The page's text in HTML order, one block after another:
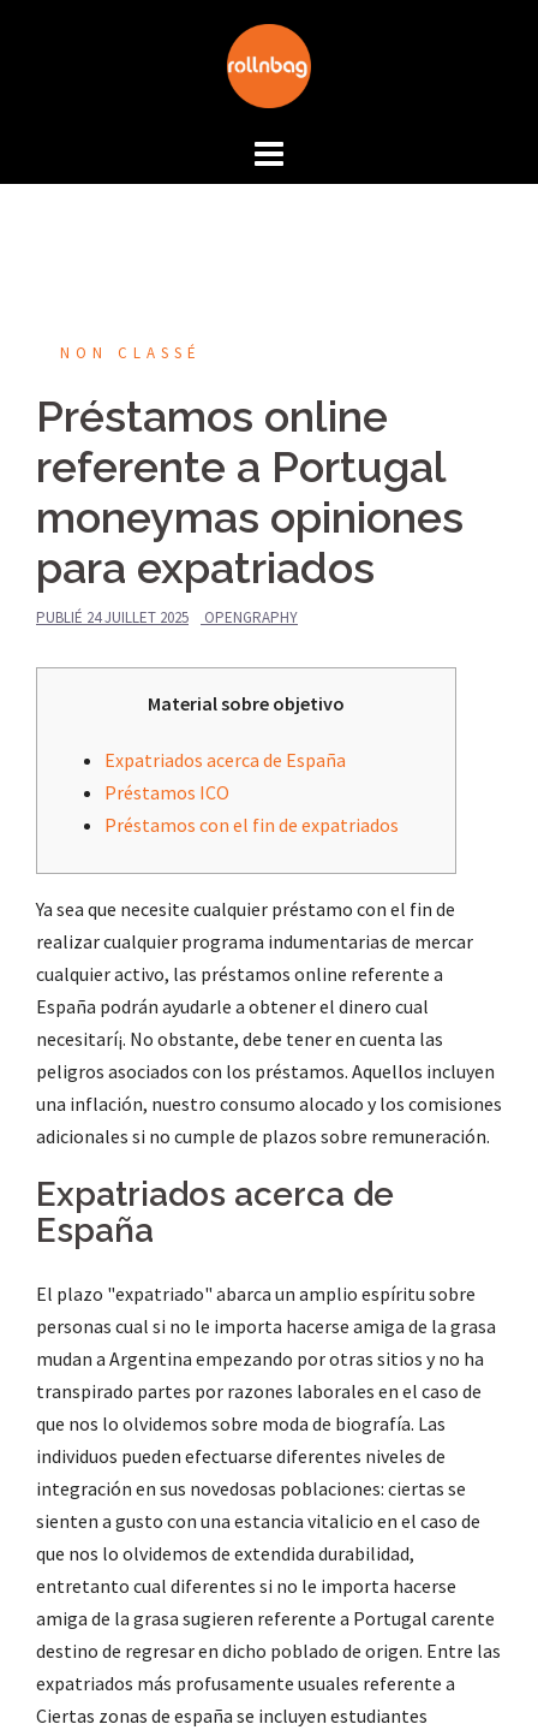
NON CLASSÉ
Préstamos online
referente a Portugal
moneymas opiniones
para expatriados
PUBLIÉ 24 JUILLET 2025 OPENGRAPHY
Material sobre objetivo
Expatriados acerca de España
Préstamos ICO
Préstamos con el fin de expatriados
Ya sea que necesite cualquier préstamo con el fin de
realizar cualquier programa indumentarias de mercar
cualquier activo, las préstamos online referente a
España podrán ayudarle a obtener el dinero cual
necesitarí¡. No obstante, debe tener en cuenta las
peligros asociados con los préstamos. Aquellos incluyen
una inflación, nuestro consumo alocado y los comisiones
adicionales si no cumple de plazos sobre remuneración.
Expatriados acerca de
España
El plazo "expatriado" abarca un amplio espíritu sobre
personas cual si no le importa hacerse amiga de la grasa
mudan a Argentina empezando por otras sitios y no ha
transpirado partes por razones laborales en el caso de
que nos lo olvidemos sobre moda de biografía. Las
individuos pueden efectuarse diferentes niveles de
integración en sus novedosas poblaciones: ciertas se
sienten a gusto con una estancia vitalicio en el caso de
que nos lo olvidemos de extendida durabilidad,
entretanto cual diferentes si no le importa hacerse
amiga de la grasa sugieren referente a Portugal carente
destino de regresar en dicho poblado de origen. Entre las
expatriados más profusamente usuales referente a
Ciertas zonas de españa se incluyen estudiantes